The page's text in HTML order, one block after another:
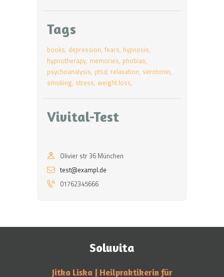
Tags
books depression fears hypnosis
hypnotherapy memories phobias
psychoanalysis ptsd relaxation serotonin
smoking stress weight loss
Vivital-Test
Olivier str 36 München
test@exampl.de
01762345666
Soluvita
Jitka Liska | Heilpraktikerin für